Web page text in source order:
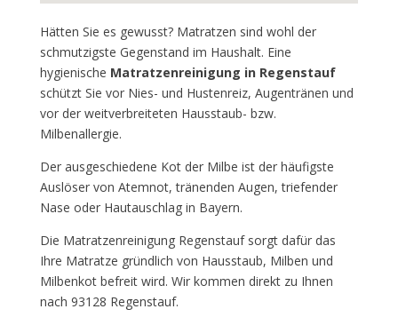
Hätten Sie es gewusst? Matratzen sind wohl der
schmutzigste Gegenstand im Haushalt. Eine
hygienische Matratzenreinigung in Regenstauf
schützt Sie vor Nies- und Hustenreiz, Augentränen und
vor der weitverbreiteten Hausstaub- bzw.
Milbenallergie.
Der ausgeschiedene Kot der Milbe ist der häufigste
Auslöser von Atemnot, tränenden Augen, triefender
Nase oder Hautauschlag in Bayern.
Die Matratzenreinigung Regenstauf sorgt dafür das
Ihre Matratze gründlich von Hausstaub, Milben und
Milbenkot befreit wird. Wir kommen direkt zu Ihnen
nach 93128 Regenstauf.